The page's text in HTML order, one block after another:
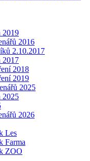
2019
2016
2.10.2017
2017
2018
2019
2025
2025
2026
Les
Farma
ZOO